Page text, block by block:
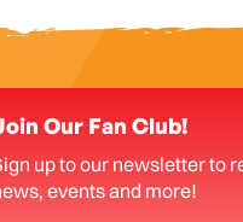
Our Fan Club!
up to our newsletter to
events and more!